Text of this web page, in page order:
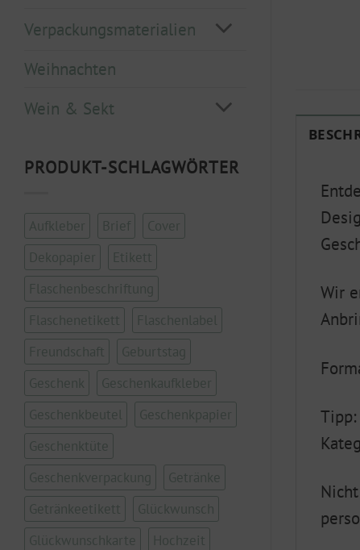
Verpackungsmaterialien
Weihnachten
Wein & Sekt
PRODUKT-SCHLAGWÖRTER
Aufkleber Brief
Cover
Dekopapier
Etikett
Flaschenbeschriftung
Flaschenetikett
Flaschenlabel
Freundschaft
Geburtstag
Geschenk
Geschenkaufkleber
Geschenkbeutel
Geschenkpapier
Geschenktüte
Geschenkverpackung
Getränke
Getränkeetikett
Glückwunsch
Glückwunschkarte
Hochzeit
Wir